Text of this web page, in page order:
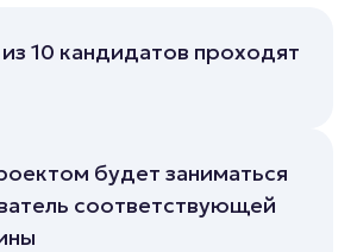
10 кандидатов проходят
будет заниматься
соответствующей